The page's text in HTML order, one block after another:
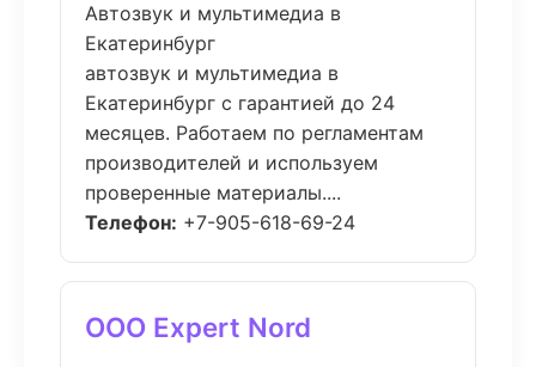
Автозвук и мультимедиа в
Екатеринбург
автозвук и мультимедиа в
Екатеринбург с гарантией до 24
месяцев. Работаем по регламентам
производителей и используем
проверенные материалы....
Телефон: +7-905-618-69-24
ООО Expert Nord